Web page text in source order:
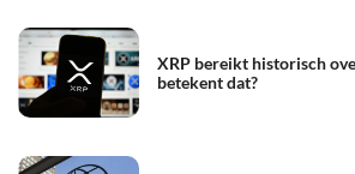
XRP bereikt historisch
betekent dat?